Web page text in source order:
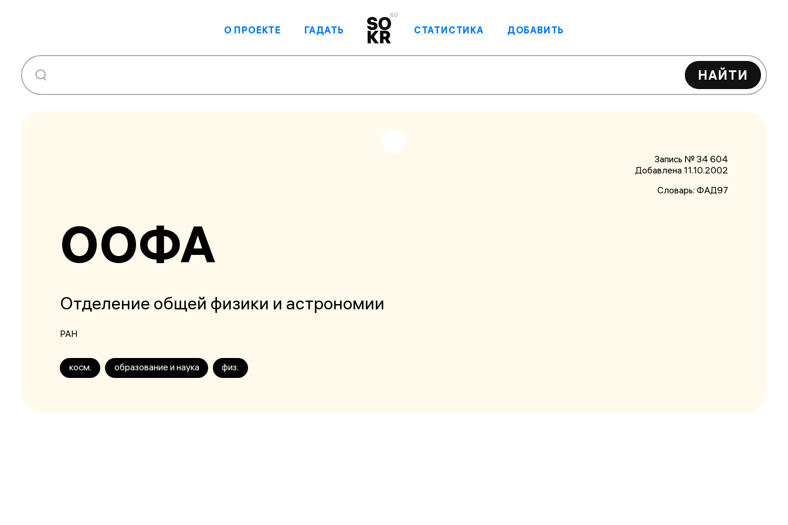
6.0
О ПРОЕКТЕ ГАДАТЬ СТАТИСТИКА ДОБАВИТЬ
НАЙТИ
Запись № 34 604
Добавлена 11.10.2002
Словарь: ФАД97
ООФА
Отделение общей физики и астрономии
РАН
косм. образование и наука физ.